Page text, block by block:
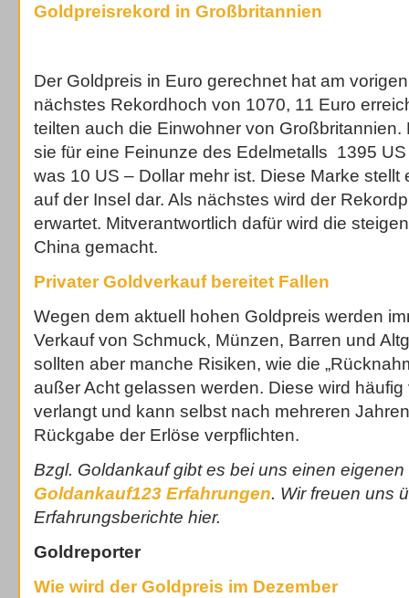
Goldpreisrekord in Großbritannien
Der Goldpreis in Euro gerechnet hat am
nächstes Rekordhoch von 1070, 11 Euro
teilten auch die Einwohner von Großbritannien.
sie für eine Feinunze des Edelmetalls 1395
was 10 US – Dollar mehr ist. Diese Marke stellt
auf der Insel dar. Als nächstes wird der
erwartet. Mitverantwortlich dafür wird die
China gemacht.
Privater Goldverkauf bereitet Fallen
Wegen dem aktuell hohen Goldpreis werden
Verkauf von Schmuck, Münzen, Barren und
sollten aber manche Risiken, wie die
außer Acht gelassen werden. Diese wird
verlangt und kann selbst nach mehreren
Rückgabe der Erlöse verpflichten.
Bzgl. Goldankauf gibt es bei uns einen
Goldankauf123 Erfahrungen. Wir freuen uns
Erfahrungsberichte hier.
Goldreporter
Wie wird der Goldpreis im Dezember